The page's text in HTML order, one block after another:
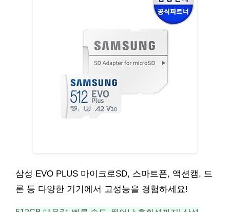
삼성 EVO PLUS 마이크로SD, 스마트폰, 액션캠, 드
론 등 다양한 기기에서 고성능을 경험하세요!